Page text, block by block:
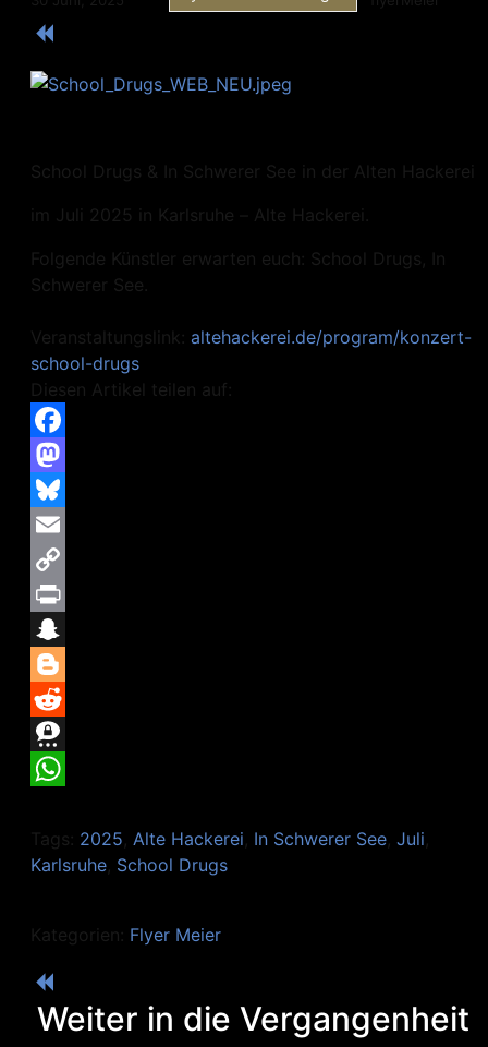
School Drugs & In Schwerer See in der Alten Hackerei
im Juli 2025 in Karlsruhe – Alte Hackerei.
Folgende Künstler erwarten euch: School Drugs, In
Schwerer See.
Veranstaltungslink: altehackerei.de/program/konzert-
school-drugs
Diesen Artikel teilen auf:
Facebook
Mastodon
Bluesky
Email
Copy
Link
Print
Snapchat
Blogger
Reddit
Threema
Tags: 2025 Alte Hackerei In Schwerer See Juli
Karlsruhe School Drugs
Kategorien: Flyer Meier
Weiter in die Vergangenheit